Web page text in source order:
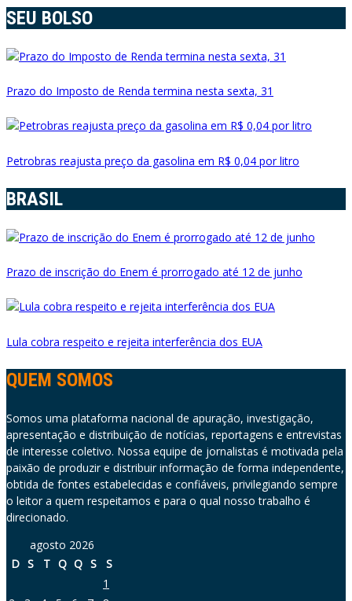
SEU BOLSO
Prazo do Imposto de Renda termina nesta sexta, 31
Petrobras reajusta preço da gasolina em R$ 0,04 por litro
BRASIL
Prazo de inscrição do Enem é prorrogado até 12 de junho
Lula cobra respeito e rejeita interferência dos EUA
QUEM SOMOS
Somos uma plataforma nacional de apuração, investigação,
apresentação e distribuição de notícias, reportagens e entrevistas
de interesse coletivo. Nossa equipe de jornalistas é motivada pela
paixão de produzir e distribuir informação de forma independente,
obtida de fontes estabelecidas e confiáveis, privilegiando sempre
o leitor a quem respeitamos e para o qual nosso trabalho é
direcionado.
agosto 2026
D S T Q Q S
S
1